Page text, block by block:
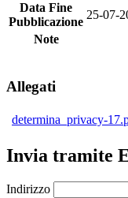
Data Fine
Pubblicazione
25-07-
Note
Allegati
determina_privacy-
Invia tramite
Indirizzo